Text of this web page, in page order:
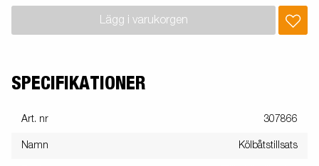
Lägg i varukorgen
SPECIFIKATIONER
Art. nr 307866
Namn Kölbåtstillsats